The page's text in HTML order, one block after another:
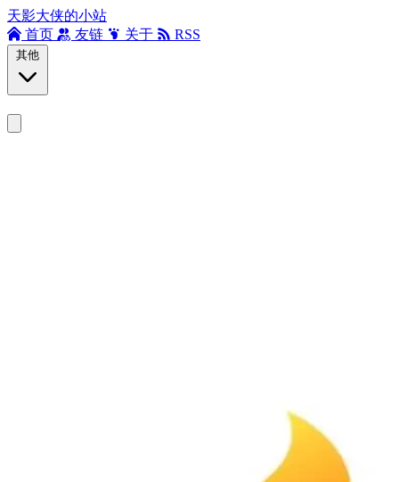
天影大侠的小站
首页
友链 关于 RSS
其他